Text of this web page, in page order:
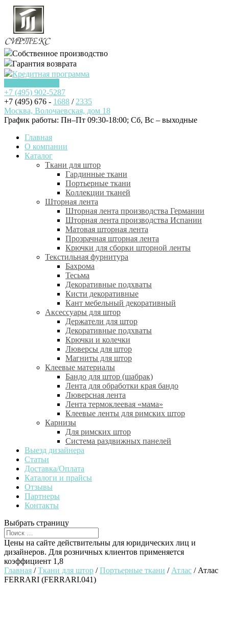
Собственное производство
Гарантия возврата
Кредитная программа
+7 (495) 902-5287
+7 (495) 676 - 1688 / 2335
Москва, Волочаевская, дом 18
График работы: Пн–Пт 09:30-18:00; Cб, Вс – выходные
Главная
О компании
Каталог
Ткани для штор
Гардинные ткани
Портьерные ткани
Коллекции тканей
Шторная лента
Шторная лента производства Германии
Шторная лента производства Испании
Матовая шторная лента
Прозрачная шторная лента
Крючки для сборки шторной ленты
Текстильная фурнитура
Бахрома
Тесьма
Декоративные подхваты
Кисти декоративные
Кант мебельный декоративный
Аксессуары для штор
Держатели для штор
Декоративные подхваты
Крючки и колечки
Люверсы для штор
Магниты для штор
Клеевые материалы
Бандо для штор (шабрак)
Лента для обработки края бандо
Люверсная лента
Лента термоклеевая «мама»
Клеевые ленты для римских штор
Карнизы
Для римских штор
Система раздвижных панелей
Выезд дизайнера
Статьи
Доставка/Оплата
Каталоги и прайсы
Отзывы
Партнеры
Контакты
Выбрать страницу
Цены на сайте действительны для юридических лиц и
дизайнеров. Для розничных клиентов применяется
коэффициент 1,8
Главная /Ткани для штор /Портьерные ткани / Атлас / Атлас
FERRARI (FERRARI.041)